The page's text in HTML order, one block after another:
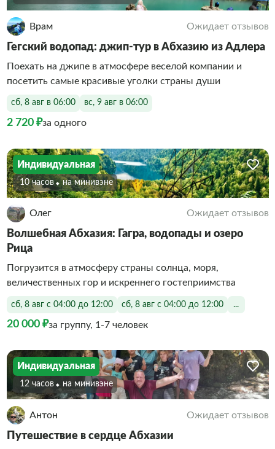
Врам Ожидает отзывов
Гегский водопад: джип-тур в Абхазию из Адлера
Поехать на джипе в атмосфере веселой компании и
посетить самые красивые уголки страны души
сб, 8 авг в 06:00 вс, 9 авг в 06:00
2 720 ₽за одного
Индивидуальная
10 часов На минивэне
Олег Ожидает отзывов
Волшебная Абхазия: Гагра, водопады и озеро
Рица
Погрузится в атмосферу страны солнца, моря,
величественных гор и искреннего гостеприимства
сб, 8 авг с 04:00 до 12:00 сб, 8 авг с 04:00 до 12:00 ...
20 000 ₽за группу, 1-7 человек
Индивидуальная
12 часов На минивэне
Антон Ожидает отзывов
Путешествие в сердце Абхазии